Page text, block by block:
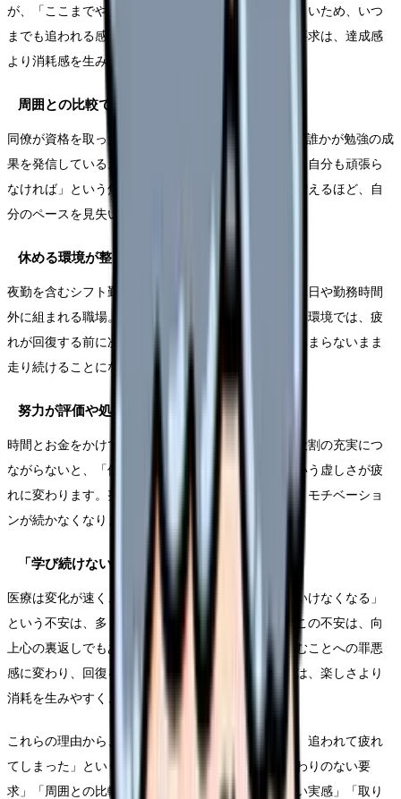
が、「ここまでやれば十分」というゴールが見えにくいため、いつ
までも追われる感覚が続きます。終わりの見えない要求は、達成感
より消耗感を生みやすいものです。
周囲との比較で焦りが生まれる
同僚が資格を取った、後輩が学会発表をした、SNSで誰かが勉強の成
果を発信している。こうした情報に触れるたびに、「自分も頑張ら
なければ」という焦りが生まれます。比較の対象が増えるほど、自
分のペースを見失いやすくなります。
休める環境が整っていない
夜勤を含むシフト勤務、人手不足、勉強会や研修が休日や勤務時間
外に組まれる職場。物理的に休む時間が確保しづらい環境では、疲
れが回復する前に次の学びの要求が来ます。心身が休まらないまま
走り続けることになります。
努力が評価や処遇につながらない実感
時間とお金をかけて学んでも、それが手当や昇進、役割の充実につ
ながらないと、「何のために頑張っているのか」という虚しさが疲
れに変わります。努力と報酬のバランスが崩れると、モチベーショ
ンが続かなくなります。
「学び続けないと取り残される」という不安
医療は変化が速く、「学びを止めたら現場についていけなくなる」
という不安は、多くの看護師さんが抱えています。この不安は、向
上心の裏返しでもありますが、強くなりすぎると休むことへの罪悪
感に変わり、回復を妨げます。不安に駆られた学びは、楽しさより
消耗を生みやすく、長続きしにくいものです。
これらの理由から、「学びたい気持ちはあったのに、追われて疲れ
てしまった」という状態が生まれます。原因を「終わりのない要
求」「周囲との比較」「休めない環境」「報われない実感」「取り